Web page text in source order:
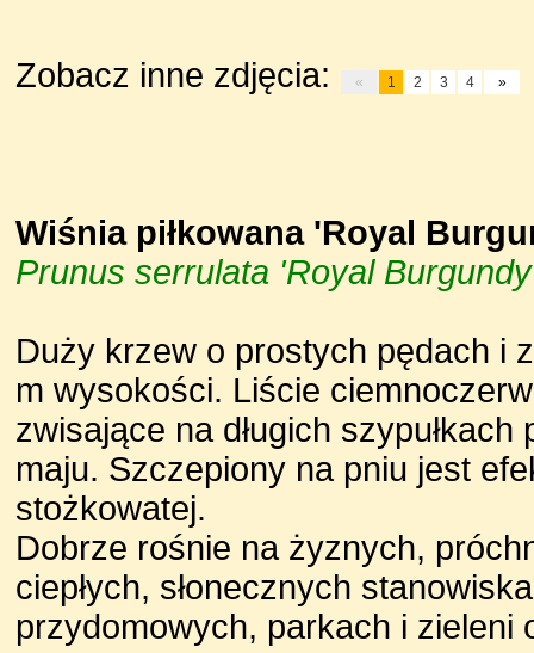
Zobacz inne zdjęcia: « 1 2 3 4 »
Wiśnia piłkowana 'Royal
Prunus serrulata 'Royal
Duży krzew o prostych pędach i
m wysokości. Liście
zwisające na długich
maju. Szczepiony na pniu jest
stożkowatej.
Dobrze rośnie na żyznych,
ciepłych, słonecznych
przydomowych, parkach i zieleni